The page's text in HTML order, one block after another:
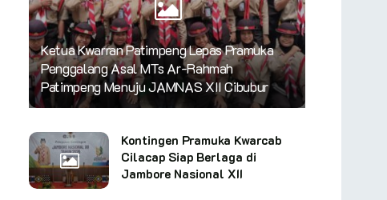
Ketua Kwarran Patimpeng Lepas Pramuka
Penggalang Asal MTs Ar-Rahmah
Patimpeng Menuju JAMNAS XII Cibubur
Kontingen Pramuka Kwarcab
Cilacap Siap Berlaga di
Jambore Nasional XII